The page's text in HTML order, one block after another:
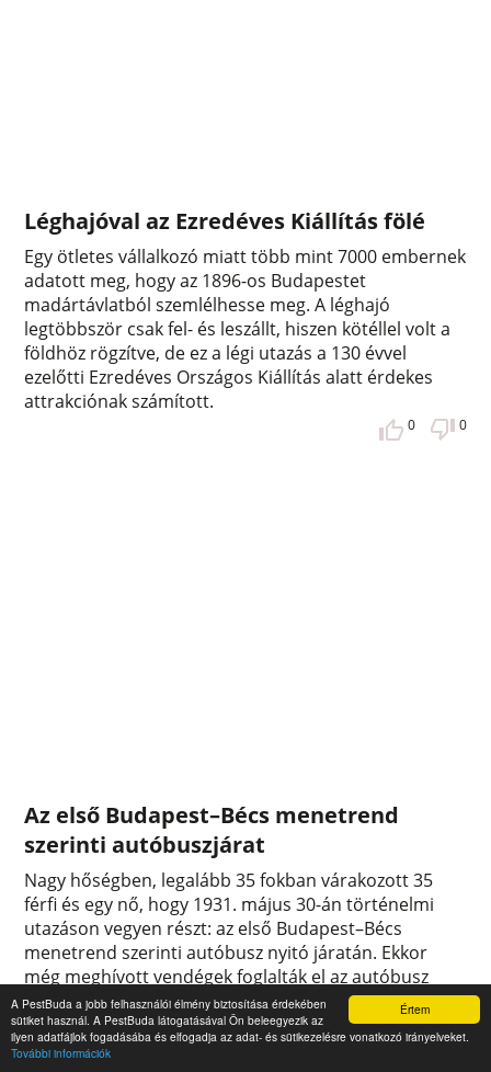
Értem
A PestBuda a jobb felhasználói élmény biztosítása érdekében
sütiket használ. A PestBuda látogatásával Ön beleegyezik az
ilyen adatfájlok fogadásába és elfogadja az adat- és sütikezelésre vonatkozó irányelveket.
További információk
Léghajóval az Ezredéves Kiállítás fölé
Egy ötletes vállalkozó miatt több mint 7000 embernek
adatott meg, hogy az 1896-os Budapestet
madártávlatból szemlélhesse meg. A léghajó
legtöbbször csak fel- és leszállt, hiszen kötéllel volt a
földhöz rögzítve, de ez a légi utazás a 130 évvel
ezelőtti Ezredéves Országos Kiállítás alatt érdekes
attrakciónak számított.
0 0
Az első Budapest–Bécs menetrend
szerinti autóbuszjárat
Nagy hőségben, legalább 35 fokban várakozott 35
férfi és egy nő, hogy 1931. május 30-án történelmi
utazáson vegyen részt: az első Budapest–Bécs
menetrend szerinti autóbusz nyitó járatán. Ekkor
még meghívott vendégek foglalták el az autóbusz
üléseit, köztük számos újságíró, illetve velük utazott
az egész vállalkozás kitalálója, dr. Lénárt Ilona is.